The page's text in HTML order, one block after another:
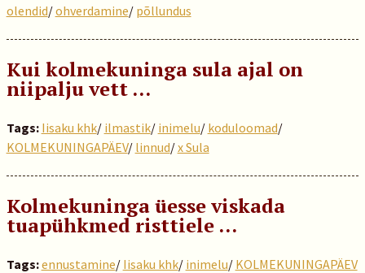
olendid/ohverdamine/ põllundus
Kui kolmekuninga sula ajal on
niipalju vett …
Tags: Iisaku khk/ ilmastik/ inimelu/ koduloomad/
KOLMEKUNINGAPÄEV/ linnud/x Sula
Kolmekuninga üesse viskada
tuapühkmed risttiele …
Tags:ennustamine/ Iisaku khk/ inimelu/ KOLMEKUNINGAPÄEV